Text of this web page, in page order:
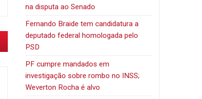
na disputa ao Senado
Fernando Braide tem candidatura a
deputado federal homologada pelo
PSD
PF cumpre mandados em
investigação sobre rombo no INSS;
Weverton Rocha é alvo